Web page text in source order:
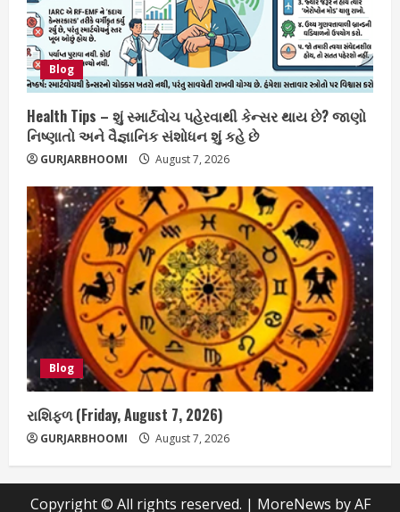
Blog
Health Tips – શું સ્માર્ટવોચ પહેરવાથી કેન્સર થાય છે? જાણો
નિષ્ણાતો અને વૈજ્ઞાનિક સંશોધન શું કહે છે
GURJARBHOOMI August 7, 2026
Blog
રાશિફળ (Friday, August 7, 2026)
GURJARBHOOMI August 7, 2026
Copyright © All rights reserved. | MoreNews by AF